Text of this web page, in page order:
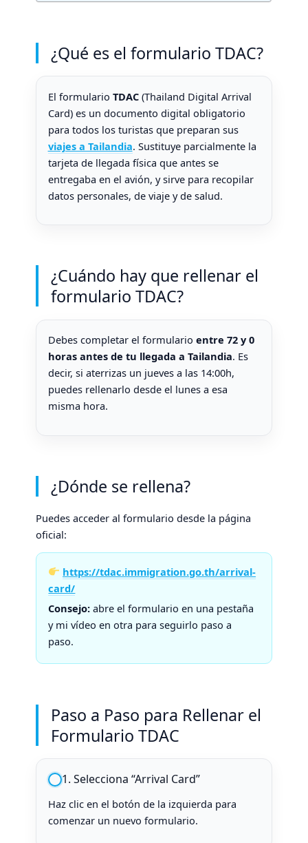
¿Qué es el formulario TDAC?
El formulario TDAC(Thailand Digital Arrival
Card) es un documento digital obligatorio
para todos los turistas que preparan sus
viajes a Tailandia. Sustituye parcialmente la
tarjeta de llegada física que antes se
entregaba en el avión, y sirve para recopilar
datos personales, de viaje y de salud.
¿Cuándo hay que rellenar el
formulario TDAC?
Debes completar el formulario entre 72 y 0
horas antes de tu llegada a Tailandia. Es
decir, si aterrizas un jueves a las 14:00h,
puedes rellenarlo desde el lunes a esa
misma hora.
¿Dónde se rellena?
Puedes acceder al formulario desde la página
oficial:
https://tdac.immigration.go.th/arrival-
card/
Consejo: abre el formulario en una pestaña
y mi vídeo en otra para seguirlo paso a
paso.
Paso a Paso para Rellenar el
Formulario TDAC
1. Selecciona “Arrival Card”
Haz clic en el botón de la izquierda para
comenzar un nuevo formulario.
Experiencia
Para que
mejor posible
durante tu
visita. Si
rechaza estas
cookies,
algunas
funcionalidades
desaparecerán
de la web.
comportamiento
mientras visitas
nuestro sitio,
ver contenido y
ofertas
personalizados.